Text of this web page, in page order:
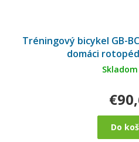
Tréningový bicykel GB-
domáci
Skladom
Do